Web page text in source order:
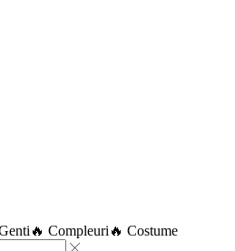
🔥 Compleuri 🔥 Costume